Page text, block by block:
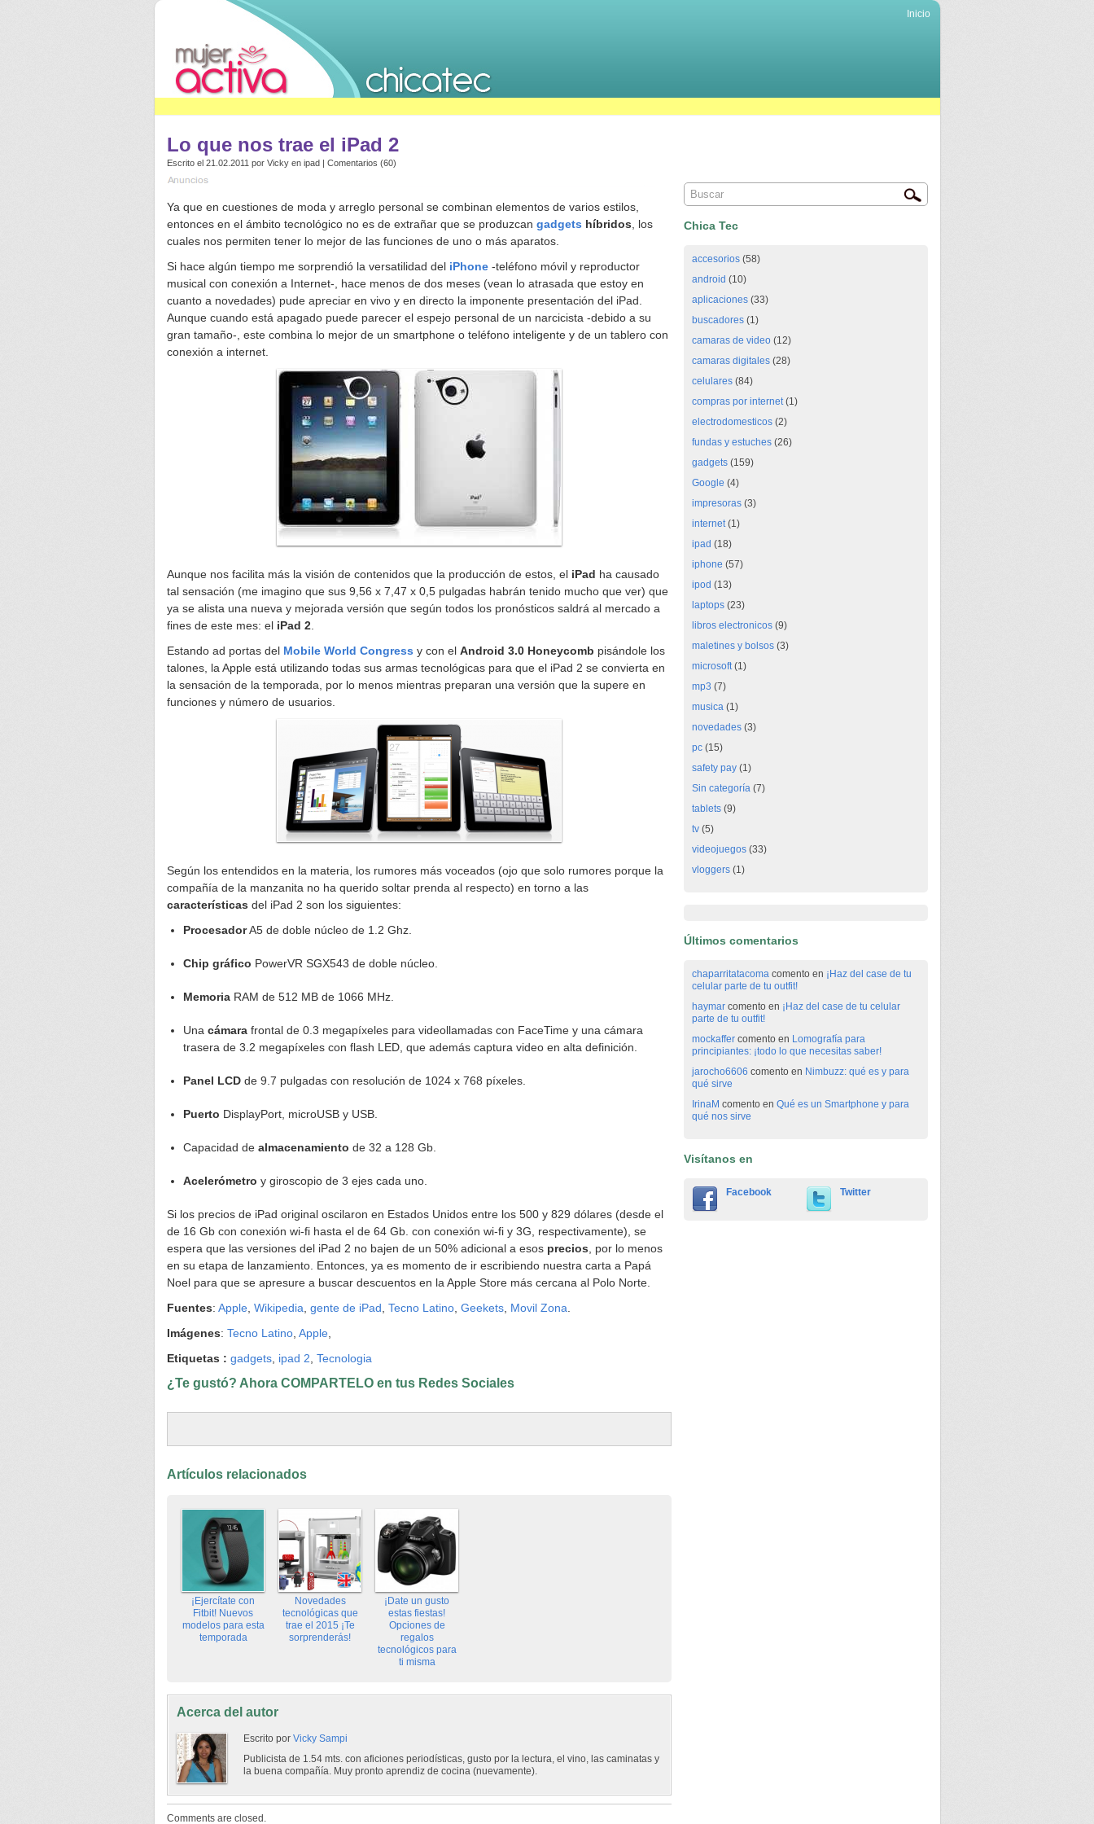
Inicio
Lo que nos trae el iPad 2
Escrito el 21.02.2011 por Vickyen ipad| Comentarios (60)
Ya que en cuestiones de moda y arreglo personal se combinan elementos de varios estilos,
entonces en el ámbito tecnológico no es de extrañar que se produzcan gadgets híbridos , los
cuales nos permiten tener lo mejor de las funciones de uno o más aparatos.
Si hace algún tiempo me sorprendió la versatilidad del iPhone-teléfono móvil y reproductor
musical con conexión a Internet-, hace menos de dos meses (vean lo atrasada que estoy en
cuanto a novedades) pude apreciar en vivo y en directo la imponente presentación del iPad.
Aunque cuando está apagado puede parecer el espejo personal de un narcicista -debido a su
gran tamaño-, este combina lo mejor de un smartphone o teléfono inteligente y de un tablero con
conexión a internet.
Aunque nos facilita más la visión de contenidos que la producción de estos, el iPad ha causado
tal sensación (me imagino que sus 9,56 x 7,47 x 0,5 pulgadas habrán tenido mucho que ver) que
ya se alista una nueva y mejorada versión que según todos los pronósticos saldrá al mercado a
fines de este mes: el iPad 2.
Estando ad portas del Mobile World Congress y con el Android 3.0 Honeycomb pisándole los
talones, la Apple está utilizando todas sus armas tecnológicas para que el iPad 2 se convierta en
la sensación de la temporada, por lo menos mientras preparan una versión que la supere en
funciones y número de usuarios.
Según los entendidos en la materia, los rumores más voceados (ojo que solo rumores porque la
compañía de la manzanita no ha querido soltar prenda al respecto) en torno a las
características del iPad 2 son los siguientes:
ProcesadorA5 de doble núcleo de 1.2 Ghz.
Chip gráfico PowerVR SGX543 de doble núcleo.
MemoriaRAM de 512 MB de 1066 MHz.
Una cámarafrontal de 0.3 megapíxeles para videollamadas con FaceTime y una cámara
trasera de 3.2 megapíxeles con flash LED, que además captura video en alta definición.
Panel LCDde 9.7 pulgadas con resolución de 1024 x 768 píxeles.
Puerto DisplayPort, microUSB y USB.
Capacidad de almacenamiento de 32 a 128 Gb.
Acelerómetro y giroscopio de 3 ejes cada uno.
Si los precios de iPad original oscilaron en Estados Unidos entre los 500 y 829 dólares (desde el
de 16 Gb con conexión wi-fi hasta el de 64 Gb. con conexión wi-fi y 3G, respectivamente), se
espera que las versiones del iPad 2 no bajen de un 50% adicional a esosprecios , por lo menos
en su etapa de lanzamiento. Entonces, ya es momento de ir escribiendo nuestra carta a Papá
Noel para que se apresure a buscar descuentos en la Apple Store más cercana al Polo Norte.
Fuentes: Apple, Wikipedia gente de iPad Tecno Latino, Geekets, Movil Zona
Imágenes: Tecno Latino, Apple,
Etiquetas : gadgets, ipad 2 Tecnologia
¿Te gustó? Ahora COMPARTELO en tus Redes Sociales
Artículos relacionados
¡Ejercítate con
Fitbit! Nuevos
modelos para esta
temporada
Novedades
tecnológicas que
trae el 2015 ¡Te
sorprenderás!
¡Date un gusto
estas fiestas!
Opciones de
regalos
tecnológicos para
ti misma
Acerca del autor
Escrito por Vicky Sampi
Publicista de 1.54 mts. con aficiones periodísticas, gusto por la lectura, el vino, las caminatas y
la buena compañía. Muy pronto aprendiz de cocina (nuevamente).
Comments are closed.
Chica Tec
accesorios(58)
android (10)
aplicaciones(33)
buscadores(1)
camaras de video(12)
camaras digitales(28)
celulares(84)
compras por internet(1)
electrodomesticos(2)
fundas y estuches(26)
gadgets(159)
Google (4)
impresoras(3)
internet(1)
ipad (18)
iphone (57)
ipod (13)
laptops(23)
libros electronicos(9)
maletines y bolsos(3)
microsoft(1)
mp3 (7)
musica(1)
novedades(3)
pc(15)
safety pay(1)
Sin categoría(7)
tablets(9)
tv(5)
videojuegos(33)
vloggers(1)
Últimos comentarios
chaparritatacomacomento en ¡Haz del case de tu
celular parte de tu outfit!
haymarcomento en ¡Haz del case de tu celular
parte de tu outfit!
mockaffercomento en Lomografía para
principiantes: ¡todo lo que necesitas saber!
jarocho6606 comento en Nimbuzz: qué es y para
qué sirve
IrinaM comento en Qué es un Smartphone y para
qué nos sirve
Visítanos en
Facebook Twitter